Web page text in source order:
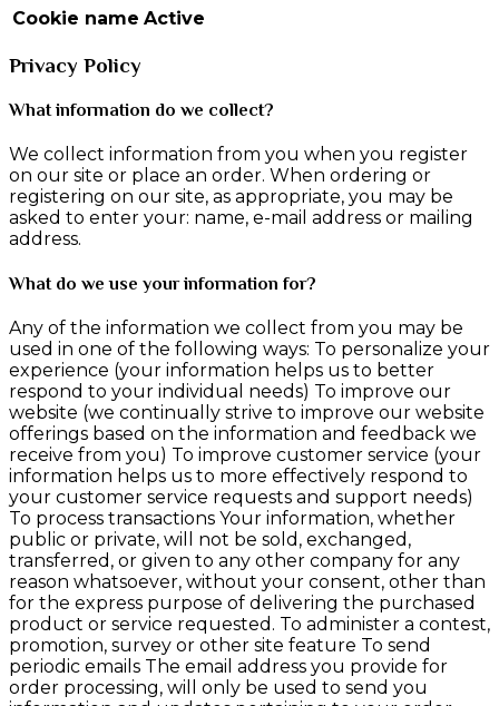
Cookie name Active
Privacy Policy
What information do we collect?
We collect information from you when you register
on our site or place an order. When ordering or
registering on our site, as appropriate, you may be
asked to enter your: name, e-mail address or mailing
address.
What do we use your information for?
Any of the information we collect from you may be
used in one of the following ways: To personalize your
experience (your information helps us to better
respond to your individual needs) To improve our
website (we continually strive to improve our website
offerings based on the information and feedback we
receive from you) To improve customer service (your
information helps us to more effectively respond to
your customer service requests and support needs)
To process transactions Your information, whether
public or private, will not be sold, exchanged,
transferred, or given to any other company for any
reason whatsoever, without your consent, other than
for the express purpose of delivering the purchased
product or service requested. To administer a contest,
promotion, survey or other site feature To send
periodic emails The email address you provide for
order processing, will only be used to send you